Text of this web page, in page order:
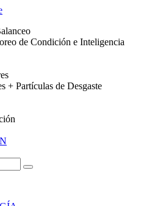
de Condición e Inteligencia
+ Partículas de Desgaste